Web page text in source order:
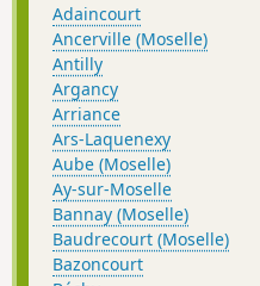
Adaincourt
Ancerville (Moselle)
Antilly
Argancy
Arriance
Ars-Laquenexy
Aube (Moselle)
Ay-sur-Moselle
Bannay (Moselle)
Baudrecourt (Moselle)
Bazoncourt